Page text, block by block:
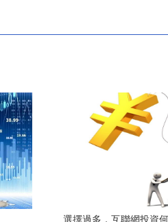
選擇過多，互聯網投資